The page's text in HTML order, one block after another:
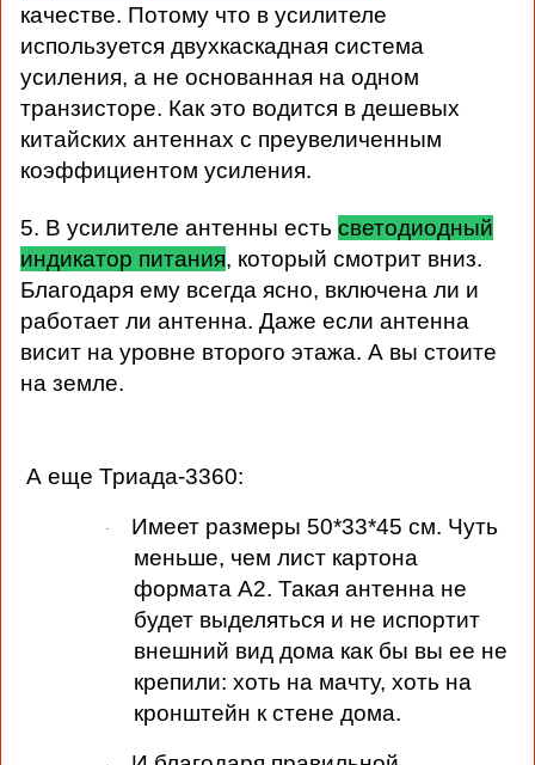
качестве. Потому что в усилителе
используется двухкаскадная система
усиления, а не основанная на одном
транзисторе. Как это водится в дешевых
китайских антеннах с преувеличенным
коэффициентом усиления.
5. В усилителе антенны есть светодиодный
индикатор питания, который смотрит вниз.
Благодаря ему всегда ясно, включена ли и
работает ли антенна. Даже если антенна
висит на уровне второго этажа. А вы стоите
на земле.
А еще Триада-3360:
· Имеет размеры 50*33*45 см. Чуть
меньше, чем лист картона
формата А2. Такая антенна не
будет выделяться и не испортит
внешний вид дома как бы вы ее не
крепили: хоть на мачту, хоть на
кронштейн к стене дома.